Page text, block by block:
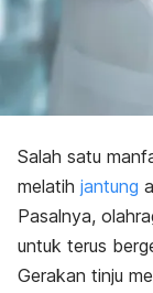
Salah satu
melatih jantung
Pasalnya,
untuk terus
Gerakan tinju